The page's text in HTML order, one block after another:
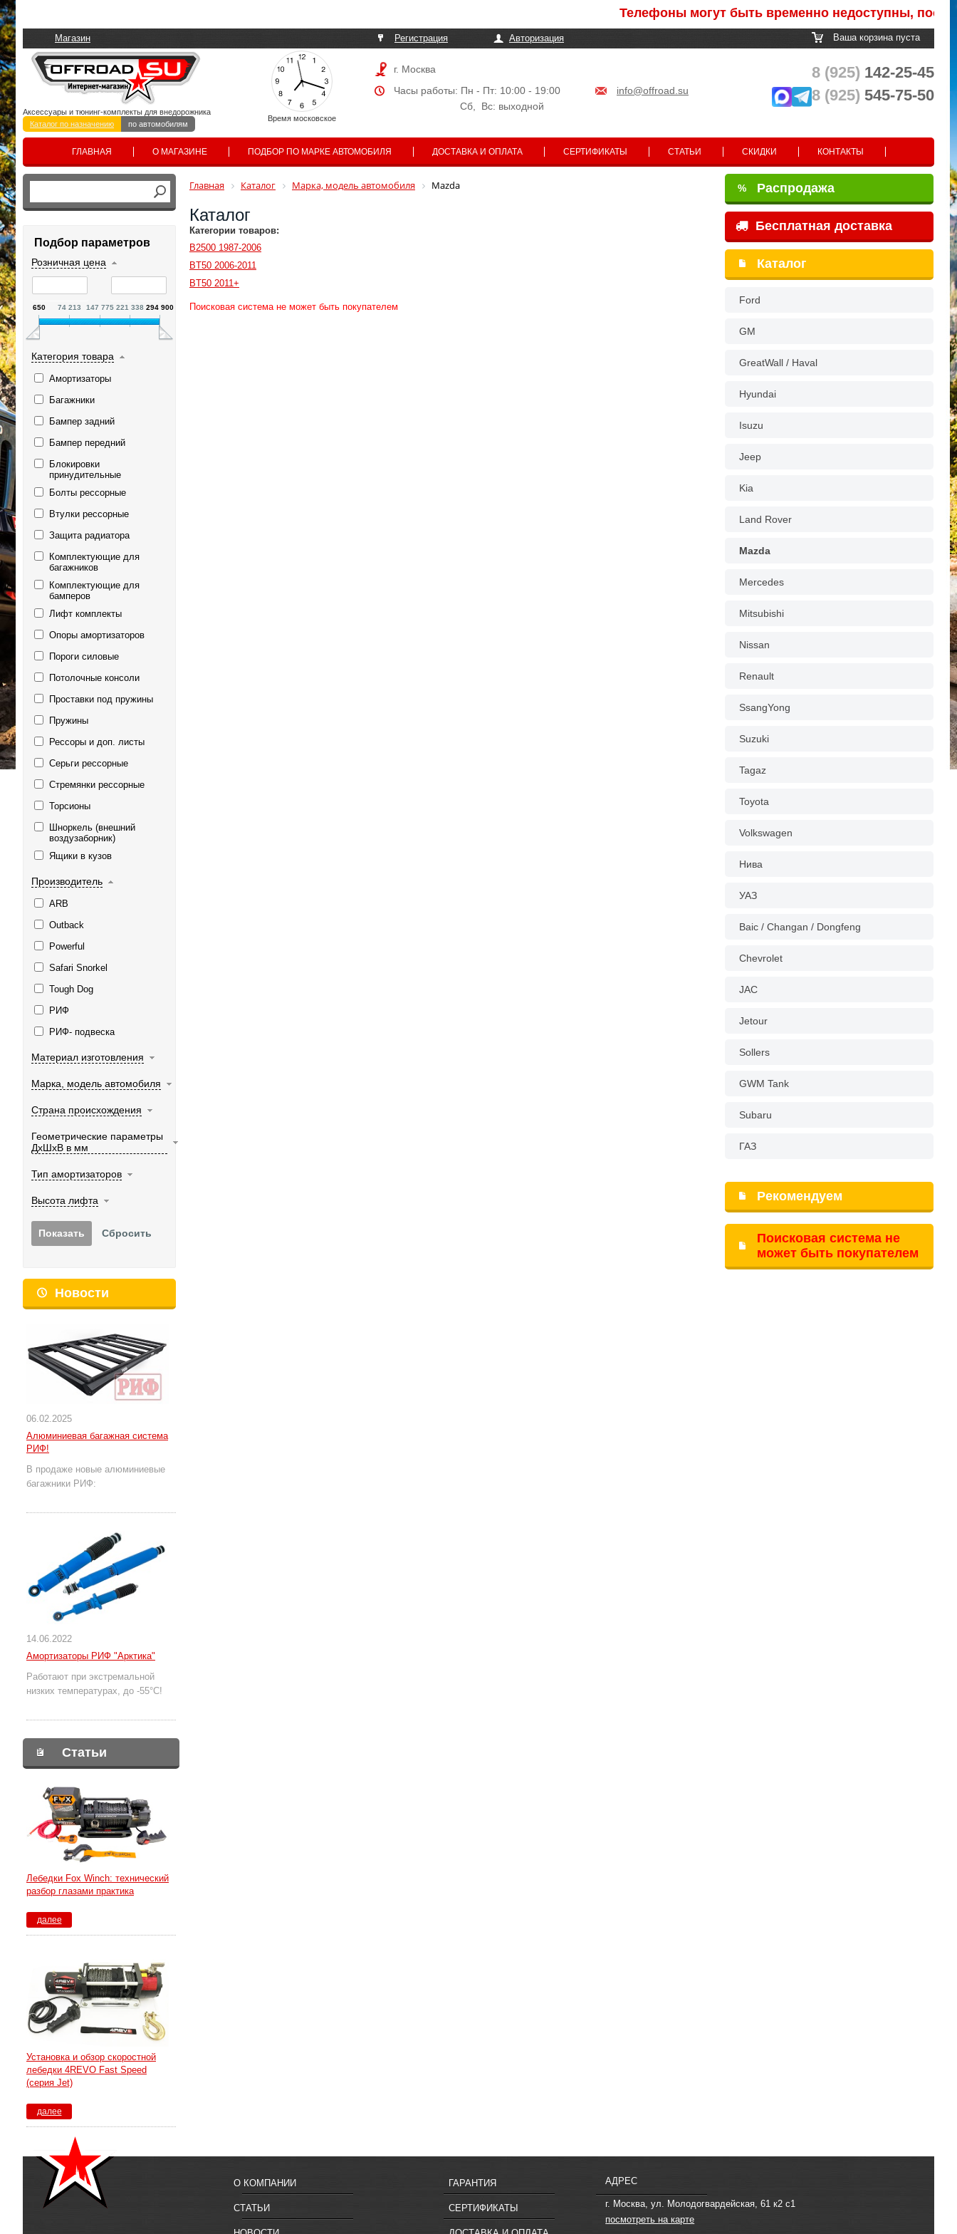
Телефоны могут быть временно недоступны, после
Магазин Регистрация Авторизация Ваша корзина пуста
Время московское
Аксессуары и тюнинг-комплекты для внедорожника
Каталог по назначению
по автомобилям
г. Москва
Часы работы: Пн - Пт: 10:00 - 19:00
info@offroad.su
Сб, Вс: выходной
8 (925) 142-25-45
8 (925) 545-75-50
ГЛАВНАЯ О МАГАЗИНЕ ПОДБОР ПО МАРКЕ АВТОМОБИЛЯ ДОСТАВКА И ОПЛАТА СЕРТИФИКАТЫ СТАТЬИ СКИДКИ КОНТАКТЫ
Подбор параметров
Розничная цена
650 74 213 147 775 221 338 294 900
Категория товара
Амортизаторы
Багажники
Бампер задний
Бампер передний
Блокировки
принудительные
Болты рессорные
Втулки рессорные
Защита радиатора
Комплектующие для
багажников
Комплектующие для
бамперов
Лифт комплекты
Опоры амортизаторов
Пороги силовые
Потолочные консоли
Проставки под пружины
Пружины
Рессоры и доп. листы
Серьги рессорные
Стремянки рессорные
Торсионы
Шноркель (внешний
воздузаборник)
Ящики в кузов
Производитель
ARB
Outback
Powerful
Safari Snorkel
Tough Dog
РИФ
РИФ- подвеска
Материал изготовления
Марка, модель автомобиля
Страна происхождения
Геометрические параметры
ДхШхВ в мм
Тип амортизаторов
Высота лифта
Новости
06.02.2025
Алюминиевая багажная система
РИФ!
В продаже новые алюминиевые
багажники РИФ:
14.06.2022
Амортизаторы РИФ "Арктика"
Работают при экстремальной
низких температурах, до -55°С!
Статьи
Лебедки Fox Winch: технический
разбор глазами практика
далее
Установка и обзор скоростной
лебедки 4REVO Fast Speed
(серия Jet)
далее
Главная Каталог Марка, модель автомобиля Mazda
Каталог
Категории товаров:
B2500 1987-2006
BT50 2006-2011
BT50 2011+
Поисковая система не может быть покупателем
% Распродажа
Бесплатная доставка
Каталог
Ford
GM
GreatWall / Haval
Hyundai
Isuzu
Jeep
Kia
Land Rover
Mazda
Mercedes
Mitsubishi
Nissan
Renault
SsangYong
Suzuki
Tagaz
Toyota
Volkswagen
Нива
УАЗ
Baic / Changan / Dongfeng
Chevrolet
JAC
Jetour
Sollers
GWM Tank
Subaru
ГАЗ
Рекомендуем
Поисковая система не
может быть покупателем
О КОМПАНИИ
СТАТЬИ
ГАРАНТИЯ
СЕРТИФИКАТЫ
АДРЕС
г. Москва, ул. Молодогвардейская, 61 к2 с1
посмотреть на карте